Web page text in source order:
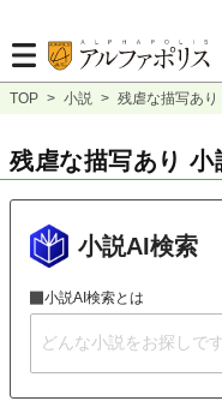
TOP > 小説 > 残虐な描写あり
残虐な描写あり 小
小説AI検索
小説AI検索とは